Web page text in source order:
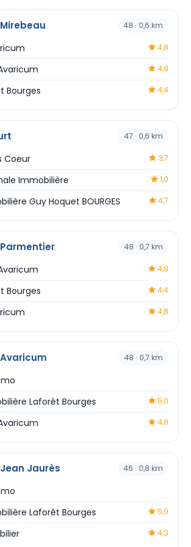
48 · 0,6 km
4,8
4,8
Bourges 4,4
47 · 0,6 km
Coeur 3,7
Immobilière 1,0
Guy Hoquet BOURGES 4,7
48 · 0,7 km
4,8
Bourges 4,4
4,8
48 · 0,7 km
Laforêt Bourges
5,0
4,8
Jaurès 46 · 0,8 km
Laforêt Bourges
5,0
4,3